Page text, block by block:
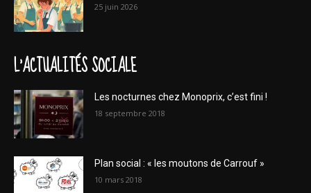
25 juin 2026
L'ACTUALITÉS SOCIALE
Les nocturnes chez Monoprix, c’est fini !
18 septembre 2018
Plan social : « les moutons de Carrouf »
10 mars 2018